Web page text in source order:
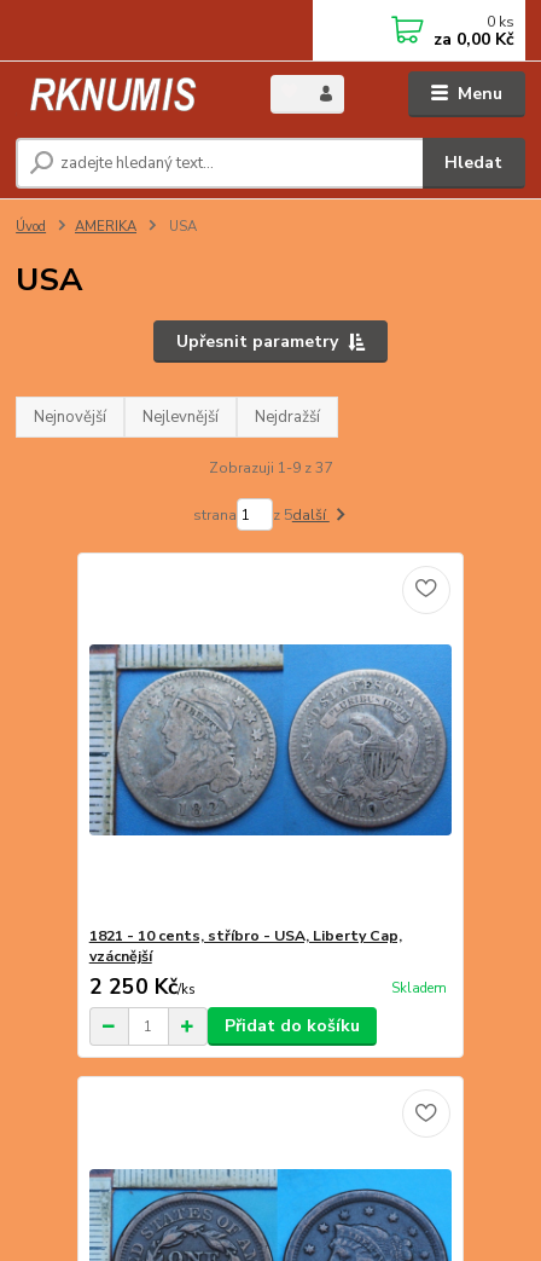
Menu
Hledat
0 ks
za 0,00 Kč
Úvod AMERIKA USA
USA
Upřesnit parametry
Nejnovější Nejlevnější Nejdražší
Zobrazuji 1-9 z 37
strana z 5další
1821 - 10 cents, stříbro - USA, Liberty Cap,
vzácnější
2 250 Kč/ks Skladem
Přidat do košíku